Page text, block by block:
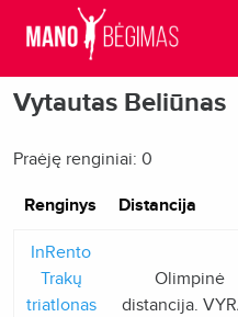
Vytautas Beliūnas
Praėję renginiai: 0
Renginys Distancija
InRento
Trakų
triatlonas
Olimpinė
distancija.